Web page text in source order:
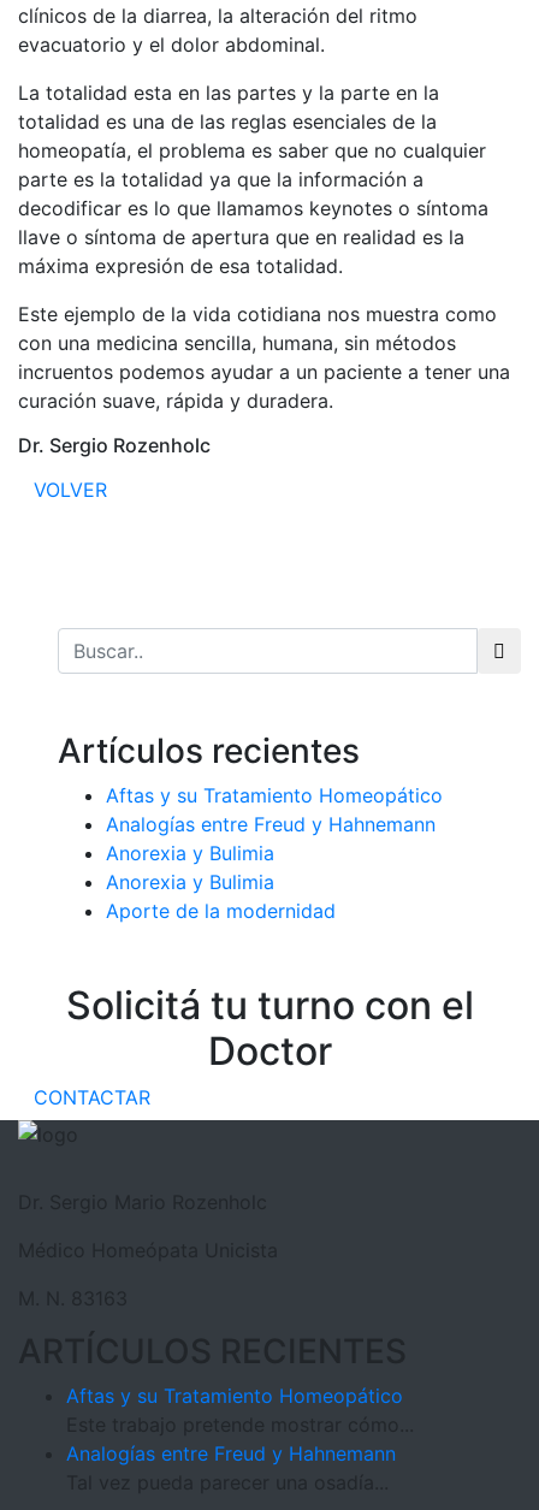
clínicos de la diarrea, la alteración del ritmo
evacuatorio y el dolor abdominal.
La totalidad esta en las partes y la parte en la
totalidad es una de las reglas esenciales de la
homeopatía, el problema es saber que no cualquier
parte es la totalidad ya que la información a
decodificar es lo que llamamos keynotes o síntoma
llave o síntoma de apertura que en realidad es la
máxima expresión de esa totalidad.
Este ejemplo de la vida cotidiana nos muestra como
con una medicina sencilla, humana, sin métodos
incruentos podemos ayudar a un paciente a tener una
curación suave, rápida y duradera.
Dr. Sergio Rozenholc
VOLVER
Artículos recientes
Aftas y su Tratamiento Homeopático
Analogías entre Freud y Hahnemann
Anorexia y Bulimia
Anorexia y Bulimia
Aporte de la modernidad
Solicitá tu turno con el
Doctor
CONTACTAR
Dr. Sergio Mario Rozenholc
Médico Homeópata Unicista
M. N. 83163
ARTÍCULOS RECIENTES
Aftas y su Tratamiento Homeopático
Este trabajo pretende mostrar cómo...
Analogías entre Freud y Hahnemann
Tal vez pueda parecer una osadía...